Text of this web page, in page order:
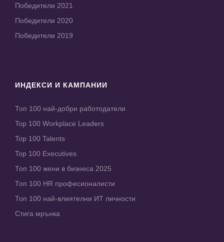
Победители 2021
Победители 2020
Победители 2019
ИНДЕКСИ И КАМПАНИИ
Топ 100 най-добри работодатели
Top 100 Workplace Leaders
Top 100 Talents
Top 100 Executives
Топ 100 жени в бизнеса 2025
Топ 100 HR професионалисти
Топ 100 най-влиятелни ИТ личности
Стига мрънка